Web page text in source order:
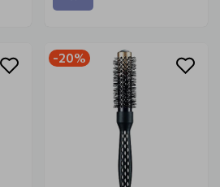
-20%